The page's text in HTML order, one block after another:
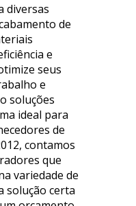
diversas
de
e
seus
e
soluções
ideal para
de
contamos
que
variedade de
solução certa